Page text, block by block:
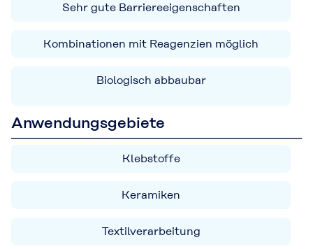
Sehr gute Barriereeigenschaften
Kombinationen mit Reagenzien möglich
Biologisch abbaubar
Anwendungsgebiete
Klebstoffe
Keramiken
Textilverarbeitung